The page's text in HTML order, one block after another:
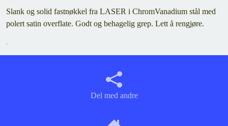
Slank og solid fastnøkkel fra LASER i ChromVanadium stål med
polert satin overflate. Godt og behagelig grep. Lett å rengjøre.
Del med andre